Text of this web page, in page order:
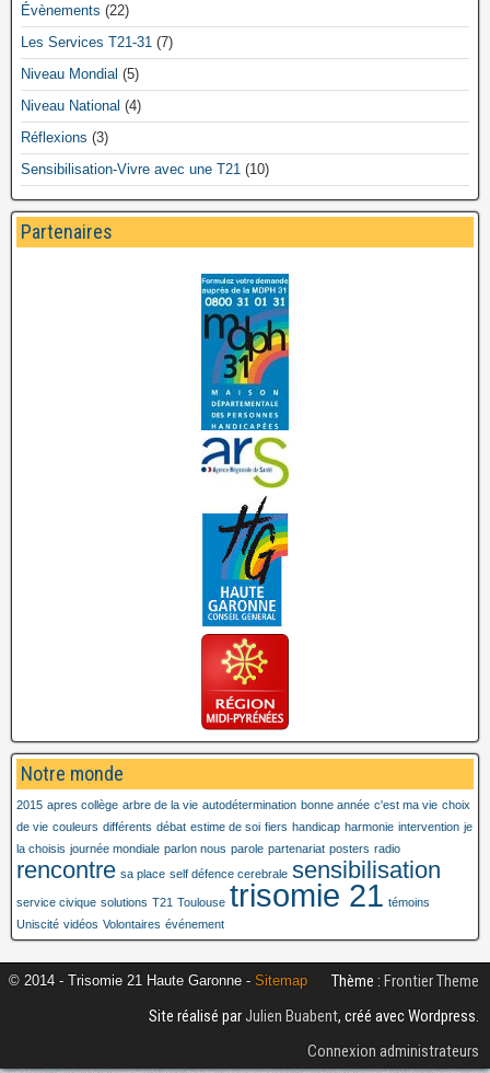
Évènements (22)
Les Services T21-31 (7)
Niveau Mondial (5)
Niveau National (4)
Réflexions (3)
Sensibilisation-Vivre avec une T21 (10)
Partenaires
Notre monde
2015 apres collège arbre de la vie autodétermination bonne année c'est ma vie choix
de vie couleurs différents débat estime de soi fiers handicap harmonie intervention je
la choisis journée mondiale parlon nous parole partenariat posters radio
rencontre sa place self défence cerebrale sensibilisation
service civique solutions T21 Toulouse trisomie 21 témoins
Uniscité vidéos Volontaires événement
© 2014 - Trisomie 21 Haute Garonne - Sitemap Thème : Frontier Theme
Site réalisé parJulien Buabent, créé avec Wordpress.
Connexion administrateurs